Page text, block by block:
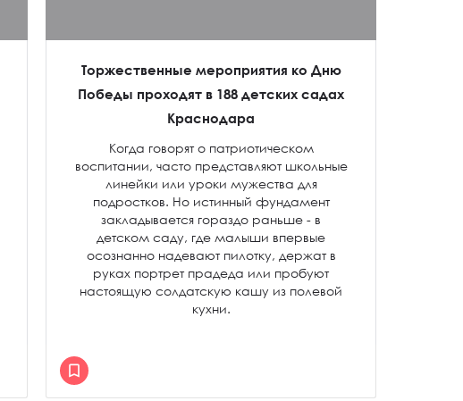
Торжественные мероприятия ко Дню
Победы проходят в 188 детских садах
Краснодара
Когда говорят о патриотическом
воспитании, часто представляют школьные
линейки или уроки мужества для
подростков. Но истинный фундамент
закладывается гораздо раньше - в
детском саду, где малыши впервые
осознанно надевают пилотку, держат в
руках портрет прадеда или пробуют
настоящую солдатскую кашу из полевой
кухни.